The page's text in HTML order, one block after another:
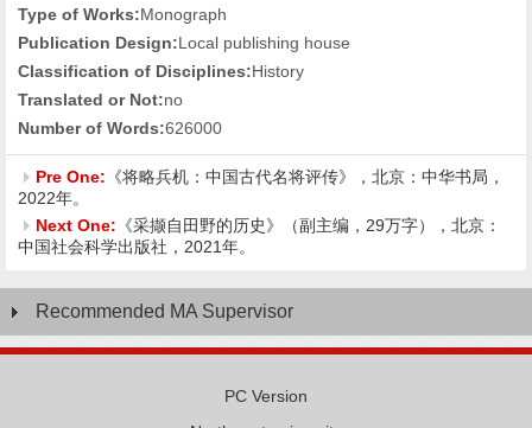
Type of Works:Monograph
Publication Design:Local publishing house
Classification of Disciplines:History
Translated or Not:no
Number of Words:626000
Pre One: 《将略兵机：中国古代名将评传》，北京：中华书局，
2022年。
Next One: 《采撷自田野的历史》（副主编，29万字），北京：
中国社会科学出版社，2021年。
Recommended MA Supervisor
PC Version